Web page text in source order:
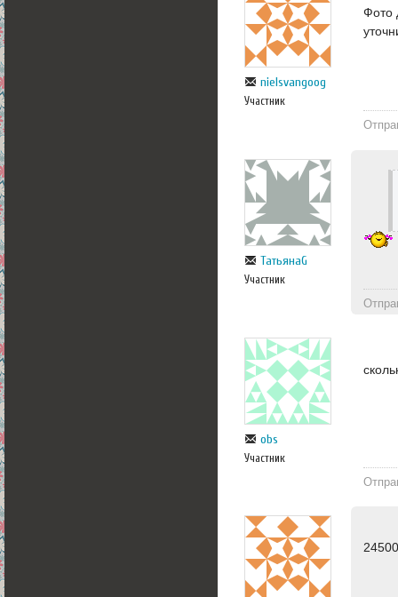
nielsvangoog
Участник
Фото
ТатьянаG
Участник
obs
Участник